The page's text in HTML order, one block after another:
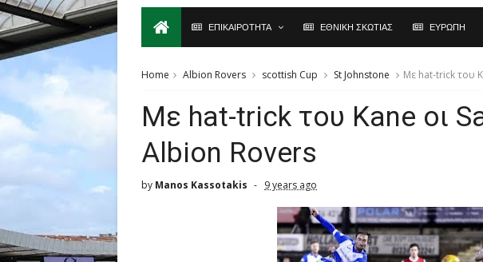
ΕΠΙΚΑΙΡΟΤΗΤΑ ΕΘΝΙΚΗ ΣΚΩΤΙΑΣ ΕΥΡΩΠΗ
Home Albion Rovers scottish Cup St Johnstone Με hat-trick του
Με hat-trick του Kane οι
Albion Rovers
by Manos Kassotakis 9 years ago